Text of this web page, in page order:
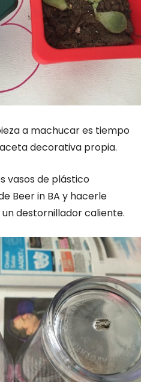
a machucar es tiempo
decorativa propia.
vasos de plástico
Beer in BA y hacerle
destornillador caliente.